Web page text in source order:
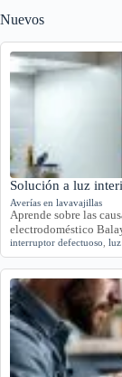
Nuevos
Solución a luz
Averías en lavavajillas
Aprende sobre las
electrodoméstico
interruptor defectuoso